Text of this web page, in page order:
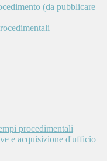
(da pubblicare
procedimentali
e acquisizione d'ufficio